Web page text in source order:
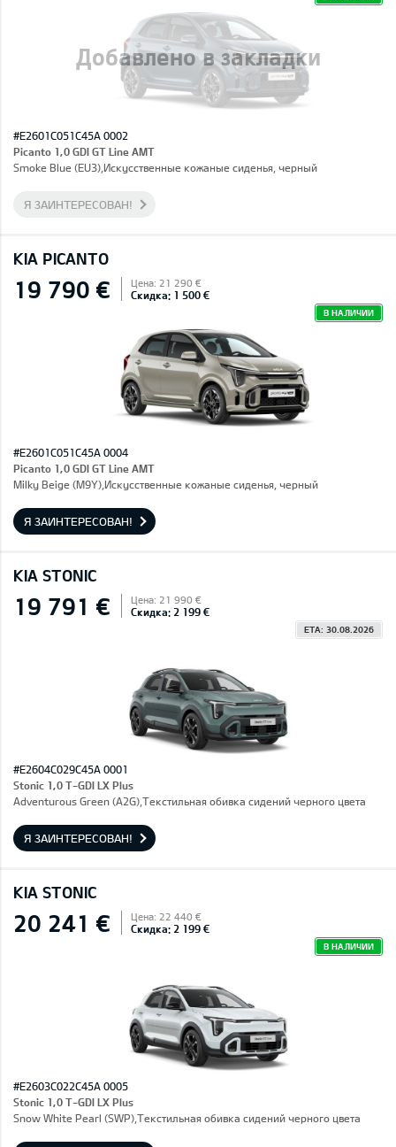
Добавлено в закладки
#E2601C051C45A 0002
Picanto 1,0 GDI GT Line AMT
Smoke Blue (EU3),Искусственные кожаные сиденья, черный
Я ЗАИНТЕРЕСОВАН!
KIA PICANTO
19 790 € Цена: 21 290 €
Скидка: 1 500 €
В НАЛИЧИИ
#E2601C051C45A 0004
Picanto 1,0 GDI GT Line AMT
Milky Beige (M9Y),Искусственные кожаные сиденья, черный
Я ЗАИНТЕРЕСОВАН!
KIA STONIC
19 791 € Цена: 21 990 €
Скидка: 2 199 €
ETA: 30.08.2026
#E2604C029C45A 0001
Stonic 1,0 T-GDI LX Plus
Adventurous Green (A2G),Текстильная обивка сидений черного цвета
Я ЗАИНТЕРЕСОВАН!
KIA STONIC
20 241 € Цена: 22 440 €
Скидка: 2 199 €
В НАЛИЧИИ
#E2603C022C45A 0005
Stonic 1,0 T-GDI LX Plus
Snow White Pearl (SWP),Текстильная обивка сидений черного цвета